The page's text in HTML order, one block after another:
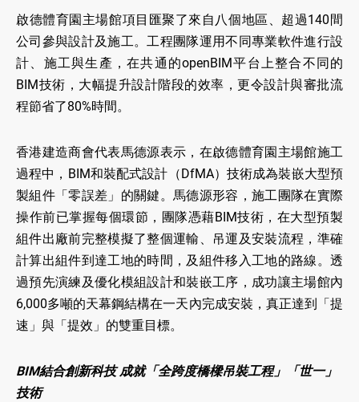
啟德體育園主場館項目匯聚了來自八個地區、超過140間
公司參與設計及施工。工程團隊運用不同專業軟件進行設
計、施工與生產，在共通的openBIM平台上整合不同的
BIM技術，大幅提升設計階段的效率，更令設計與審批流
程節省了80%時間。
香港建造商會代表馬德源表示，在啟德體育園主場館施工
過程中，BIM和裝配式設計（DfMA）技術成為裝嵌大型預
製組件「零誤差」的關鍵。馬德源形容，施工團隊在實際
操作前已掌握每個環節，團隊憑藉BIM技術，在大型預製
組件出廠前完整模擬了整個運輸、吊運及安裝流程，準確
計算出組件到達工地的時間，及組件移入工地的路線。透
過預先演練及優化模組設計和裝嵌工序，成功讓主場館內
6,000多噸的天幕鋼結構在一天內完成安裝，真正達到「提
速」與「提效」的雙重目標。
BIM結合創新科技 成就「全跨度橋樑吊裝工程」「世一」
技術